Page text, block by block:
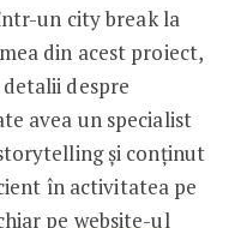
un city break la
din acest proiect,
despre
avea un specialist
și conținut
în activitatea pe
pe website-ul